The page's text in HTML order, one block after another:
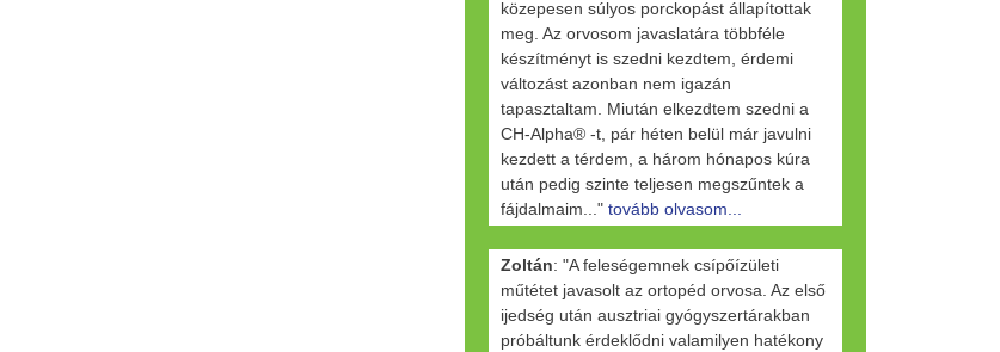
közepesen súlyos porckopást állapítottak
meg. Az orvosom javaslatára többféle
készítményt is szedni kezdtem, érdemi
változást azonban nem igazán
tapasztaltam. Miután elkezdtem szedni a
CH-Alpha® -t, pár héten belül már javulni
kezdett a térdem, a három hónapos kúra
után pedig szinte teljesen megszűntek a
fájdalmaim..." tovább olvasom...
Zoltán: "A feleségemnek csípőízületi
műtétet javasolt az ortopéd orvosa. Az első
ijedség után ausztriai gyógyszertárakban
próbáltunk érdeklődni valamilyen hatékony